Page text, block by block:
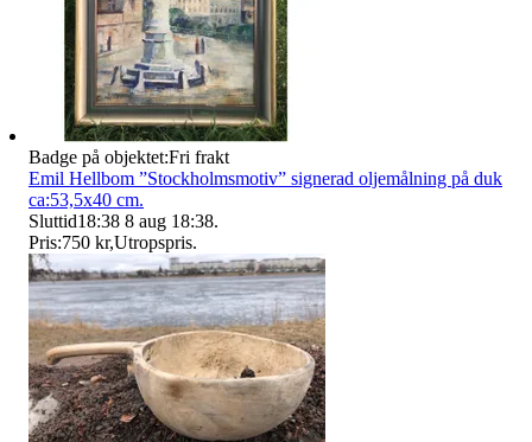
Badge på objektet:Fri frakt
Emil Hellbom ”Stockholmsmotiv” signerad oljemålning på duk
ca:53,5x40 cm.
Sluttid18:38 8 aug 18:38.
Pris:750 kr,Utropspris.